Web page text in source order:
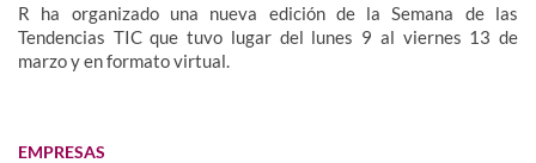
R ha organizado una nueva edición de la Semana de las
Tendencias TIC que tuvo lugar del lunes 9 al viernes 13 de
marzo y en formato virtual.
EMPRESAS